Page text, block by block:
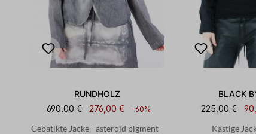
RUNDHOLZ
690,00 €
276,00 € -60%
Gebatikte Jacke - asteroid pigment -
BLACK
225,00 €
Kastige